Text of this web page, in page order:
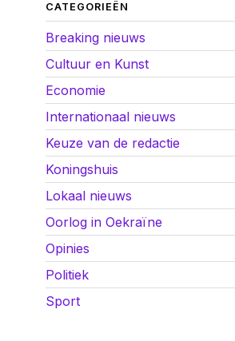
CATEGORIEËN
Breaking nieuws
Cultuur en Kunst
Economie
Internationaal nieuws
Keuze van de redactie
Koningshuis
Lokaal nieuws
Oorlog in Oekraïne
Opinies
Politiek
Sport